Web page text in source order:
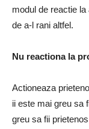
modul de reactie
de a-l rani altfel.
Nu reactiona la
Actioneaza
ii este mai greu sa
greu sa fii